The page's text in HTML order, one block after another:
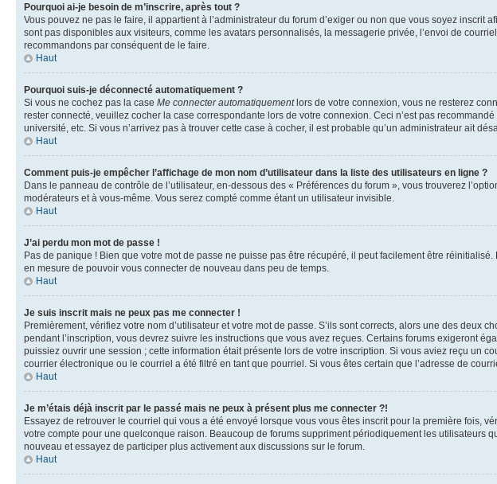
Pourquoi ai-je besoin de m’inscrire, après tout ?
Vous pouvez ne pas le faire, il appartient à l’administrateur du forum d’exiger ou non que vous soyez
sont pas disponibles aux visiteurs, comme les avatars personnalisés, la messagerie privée, l’envoi de
recommandons par conséquent de le faire.
Haut
Pourquoi suis-je déconnecté automatiquement ?
Si vous ne cochez pas la case Me connecter automatiquementlors de votre connexion, vous ne resterez
rester connecté, veuillez cocher la case correspondante lors de votre connexion. Ceci n’est pas
université, etc. Si vous n’arrivez pas à trouver cette case à cocher, il est probable qu’un administrateur ait
Haut
Comment puis-je empêcher l’affichage de mon nom d’utilisateur dans la liste des utilisateurs en ligne ?
Dans le panneau de contrôle de l’utilisateur, en-dessous des « Préférences du forum », vous trouverez
modérateurs et à vous-même. Vous serez compté comme étant un utilisateur invisible.
Haut
J’ai perdu mon mot de passe !
Pas de panique ! Bien que votre mot de passe ne puisse pas être récupéré, il peut facilement être
en mesure de pouvoir vous connecter de nouveau dans peu de temps.
Haut
Je suis inscrit mais ne peux pas me connecter !
Premièrement, vérifiez votre nom d’utilisateur et votre mot de passe. S’ils sont corrects, alors une des deux
pendant l’inscription, vous devrez suivre les instructions que vous avez reçues. Certains forums exigeront
puissiez ouvrir une session ; cette information était présente lors de votre inscription. Si vous aviez reçu un
courrier électronique ou le courriel a été filtré en tant que pourriel. Si vous êtes certain que l’adresse de
Haut
Je m’étais déjà inscrit par le passé mais ne peux à présent plus me connecter ?!
Essayez de retrouver le courriel qui vous a été envoyé lorsque vous vous êtes inscrit pour la première fois,
votre compte pour une quelconque raison. Beaucoup de forums suppriment périodiquement les utilisateurs
nouveau et essayez de participer plus activement aux discussions sur le forum.
Haut